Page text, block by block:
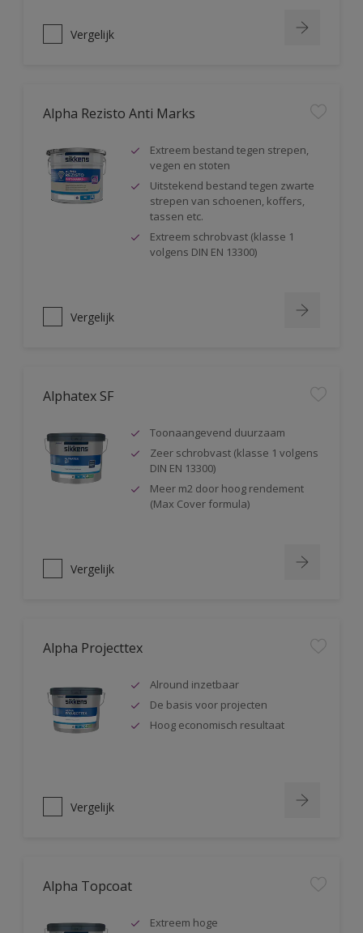
Vergelijk
Alpha Rezisto Anti Marks
Extreem bestand tegen strepen,
vegen en stoten
Uitstekend bestand tegen zwarte
strepen van schoenen, koffers,
tassen etc.
Extreem schrobvast (klasse 1
volgens DIN EN 13300)
Vergelijk
Alphatex SF
Toonaangevend duurzaam
Zeer schrobvast (klasse 1 volgens
DIN EN 13300)
Meer m2 door hoog rendement
(Max Cover formula)
Vergelijk
Alpha Projecttex
Alround inzetbaar
De basis voor projecten
Hoog economisch resultaat
Vergelijk
Alpha Topcoat
Extreem hoge